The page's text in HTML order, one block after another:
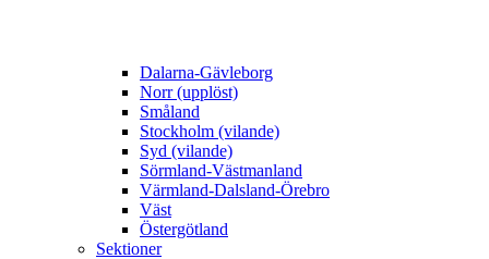
Dalarna-Gävleborg
Norr (upplöst)
Småland
Stockholm (vilande)
Syd (vilande)
Sörmland-Västmanland
Värmland-Dalsland-Örebro
Väst
Östergötland
Sektioner